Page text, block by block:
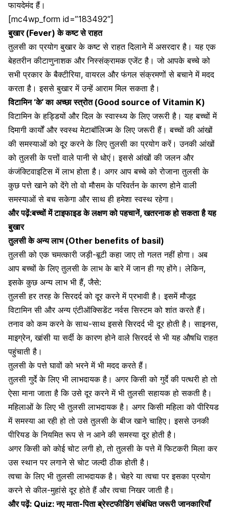
फायदेमंद हैं।
[mc4wp_form id=”183492″]
बुखार (Fever) के कष्ट से राहत
तुलसी का प्रयोग बुखार के कष्ट से राहत दिलाने में असरदार है। यह एक
बेहतरीन कीटाणुनाशक औरनिस्संक्रामक एजेंट है। जो आपके बच्चे को
सभी प्रकार के बैक्टीरिया, वायरल और फंगल संक्रमणों से बचाने में मदद
करता है। इससे बुखार में उन्हें आराम मिल सकता है।
विटामिन ‘के’ का अच्छा स्त्रोत (Good source of Vitamin K)
विटामिन के हड्डियों और दिल के स्वास्थ्य के लिए जरूरी है। यह बच्चों में
दिमागी कार्यों और स्वस्थ मेटाबॉलिज्म के लिए जरूरी हैं। बच्चों की आंखों
की समस्याओं को दूर करने के लिए तुलसी का प्रयोग करें। उनकी आंखों
को तुलसी के पत्तों वाले पानी से धोएं। इससे आंखों की जलन और
कंजंक्टिवाइटिस में लाभ होता है । अगर आप बच्चे को रोजाना तुलसी के
कुछ पत्ते खाने को देंगे तो वो मौसम के परिवर्तन के कारण होने वाली
समस्याओं से बच सकेगा और साथ ही हमेशा स्वस्थ रहेगा।
और पढ़ें:बच्चों में टाइफाइड के लक्षण को पहचानें, खतरनाक हो सकता है यह
बुखार
तुलसी के अन्य लाभ (Other benefits of basil)
तुलसी को एक चमत्कारी जड़ी-बूटी कहा जाए तो गलत नहीं होगा। अब
आप बच्चों के लिए तुलसी के लाभ के बारे में जान ही गए होंगे। लेकिन,
इसके कुछ अन्य लाभ भी हैं, जैसे:
तुलसी हर तरह के सिरदर्द को दूर करने में प्रभावी है। इसमें मौजूद
विटामिन सी और अन्य एंटीऑक्सिडेंट नर्वस सिस्टम को शांत करते हैं।
तनाव को कम करने के साथ-साथ इससे सिरदर्द भी दूर होती है। साइनस,
माइग्रेन, खांसी या सर्दी के कारण होने वाले सिरदर्द से भी यह औषधि राहत
पहुंचाती है।
तुलसी के पत्ते घावों को भरने में भी मदद करते हैं।
तुलसी गुर्दे के लिए भी लाभदायक है। अगर किसी कोगुर्दे की पत्थरी हो तो
ऐसा माना जाता है कि उसे दूर करने में भी तुलसी सहायक हो सकती है।
महिलाओं के लिए भी तुलसी लाभदायक है। अगर किसी महिला को पीरियड
में समस्या आ रही हो तो उसे तुलसी के बीज खाने चाहिए। इससे उनकी
पीरियड के नियमित रूप से न आने की समस्या दूर होती है।
अगर किसी को कोई चोट लगी हो, तो तुलसी के पत्ते में फिटकरी मिला कर
उस स्थान पर लगाने से चोट जल्दी ठीक होती है।
त्वचा के लिए भी तुलसी लाभदायक है। चेहरे या त्वचा पर इसका प्रयोग
करने से कील-मुहांसे दूर होते हैं और त्वचा निखर जाती है।
और पढ़ें: Quiz: नए माता-पिता ब्रेस्टफीडिंग संबंधित जरूरी जानकारियाँ